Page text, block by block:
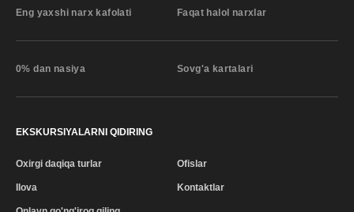
Eng yaxshi narx kafolati Faqat halol narxlar
0% dan nasiya Sovg'a kartalari
EKSKURSIYALARNI QIDIRING
Oxirgi daqiqa turlar
Ilova
Ofislar
Kontaktlar